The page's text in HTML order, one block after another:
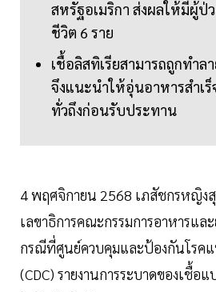
สหรัฐอเมริกา ส่งผลให้มีผู้ป่
ชีวิต 6 ราย
เชื้อลิสทิเรียสามารถถูกทำล
จึงแนะนำให้อุ่นอาหารสำเ
ทั่วถึงก่อนรับประทาน
4 พฤศจิกายน 2568 เภสัชกรหญิง
เลขาธิการคณะกรรมการอาหารแล
กรณีที่ศูนย์ควบคุมและป้องกันโรคแ
(CDC) รายงานการระบาดของเชื้อ